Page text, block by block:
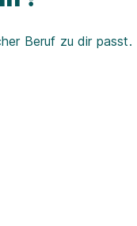
Beruf zu dir passt.